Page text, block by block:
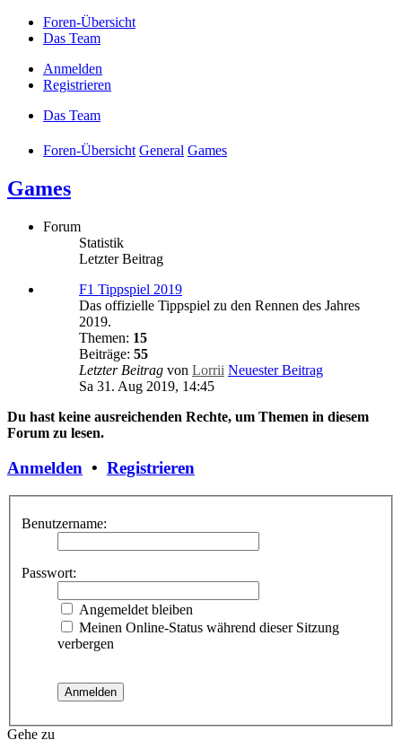
Foren-Übersicht
Das Team
Anmelden
Registrieren
Das Team
Foren-Übersicht General Games
Games
Forum
Statistik
Letzter Beitrag
F1 Tippspiel 2019
Das offizielle Tippspiel zu den Rennen des Jahres
2019.
Themen: 15
Beiträge: 55
Letzter Beitrag von Lorrii Neuester Beitrag
Sa 31. Aug 2019, 14:45
Du hast keine ausreichenden Rechte, um Themen in diesem
Forum zu lesen.
Anmelden • Registrieren
Benutzername:
Passwort:
Angemeldet bleiben
Meinen Online-Status während dieser Sitzung
verbergen
Gehe zu